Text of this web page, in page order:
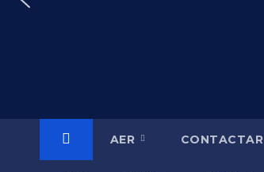
AER CONTACTAR